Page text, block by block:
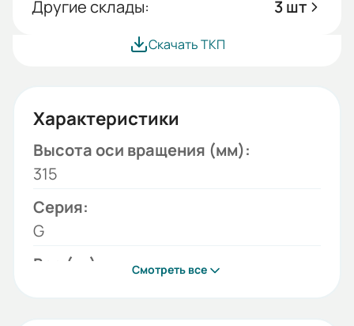
Другие склады:
3 шт
Скачать ТКП
Характеристики
Высота оси вращения (мм):
315
Серия:
G
Вес (кг):
Смотреть все